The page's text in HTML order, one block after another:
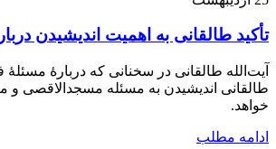
تأکید طالقانی به اهمیت اندیشیدن
طالقانی اندیشیدن به مسئله مسجدالاقصی
خواهد.
ادامه مطلب